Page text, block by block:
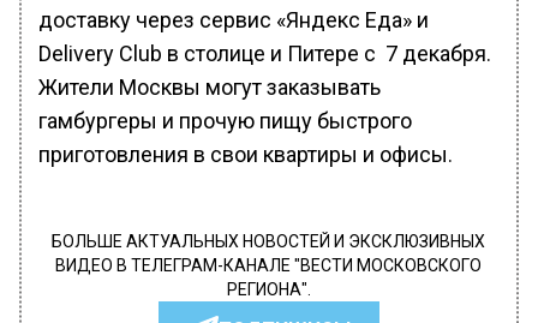
доставку через сервис «Яндекс Еда» и
Delivery Club в столице и Питере с 7 декабря.
Жители Москвы могут заказывать
гамбургеры и прочую пищу быстрого
приготовления в свои квартиры и офисы.
БОЛЬШЕ АКТУАЛЬНЫХ НОВОСТЕЙ И ЭКСКЛЮЗИВНЫХ
ВИДЕО В ТЕЛЕГРАМ-КАНАЛЕ "ВЕСТИ МОСКОВСКОГО
РЕГИОНА".